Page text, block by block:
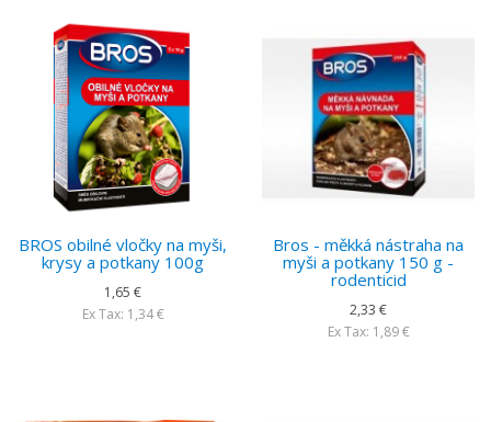
BROS obilné vločky na myši,
krysy a potkany 100g
1,65 €
Ex Tax: 1,34 €
Bros - měkká nástraha na
myši a potkany 150 g -
rodenticid
2,33 €
Ex Tax: 1,89 €